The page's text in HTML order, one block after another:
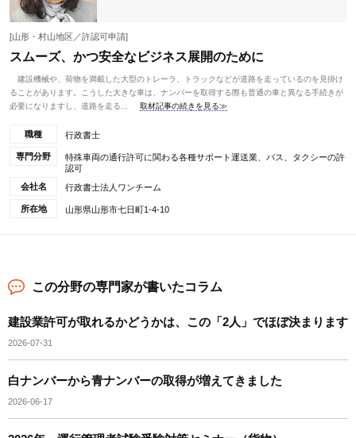
[山形・村山地区／許認可申請]
スムーズ、かつ安全なビジネス展開のために
建設機械や、荷物を満載した大型のトレーラ、トラックなどが道路を走っているのを見掛け
ることがあります。こうした大きな車は、ナンバーを取得する際も普通の車と異なる手続きが
必要になりますし、道路を走る...
取材記事の続きを見る≫
職種 行政書士
専門分野
特殊車両の通行許可に関わる各種サポート運送業、バス、タクシーの許
認可
会社名
行政書士法人ワンチーム
所在地 山形県山形市七日町1-4-10
この分野の専門家が書いたコラム
建設業許可が取れるかどうかは、この「2人」でほぼ決まります
2026-07-31
白ナンバーから青ナンバーの取得が増えてきました
2026-06-17